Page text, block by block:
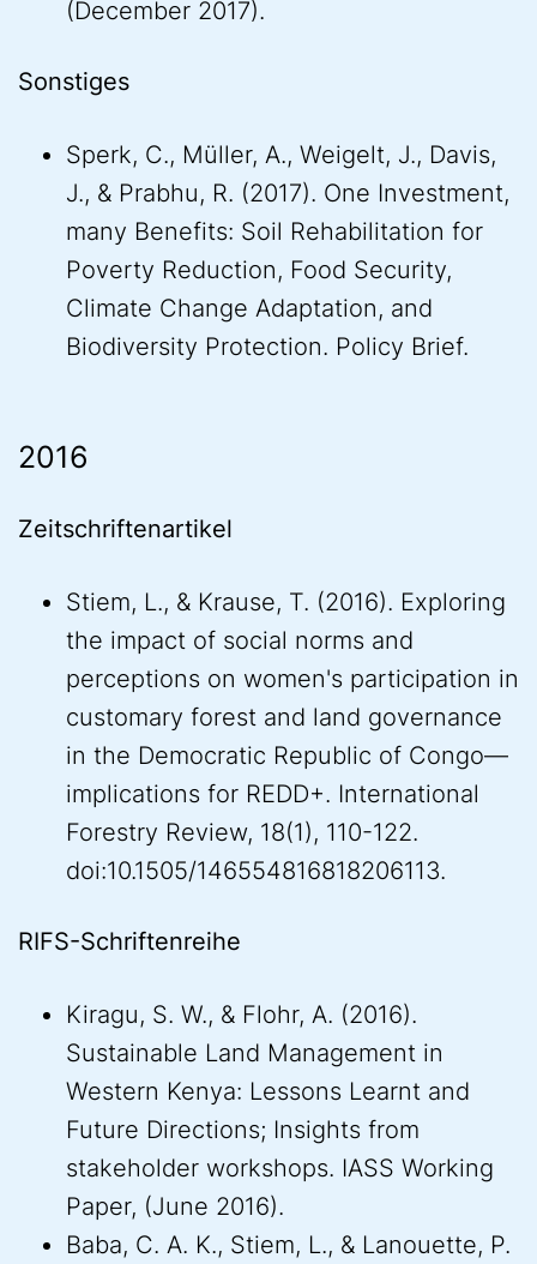
(December 2017).
Sonstiges
Sperk, C., Müller, A., Weigelt, J., Davis,
J., & Prabhu, R. (2017). One Investment,
many Benefits: Soil Rehabilitation for
Poverty Reduction, Food Security,
Climate Change Adaptation, and
Biodiversity Protection. Policy Brief.
2016
Zeitschriftenartikel
Stiem, L., & Krause, T. (2016). Exploring
the impact of social norms and
perceptions on women's participation in
customary forest and land governance
in the Democratic Republic of Congo—
implications for REDD+. International
Forestry Review, 18(1), 110-122.
doi:10.1505/146554816818206113.
RIFS-Schriftenreihe
Kiragu, S. W., & Flohr, A. (2016).
Sustainable Land Management in
Western Kenya: Lessons Learnt and
Future Directions; Insights from
stakeholder workshops. IASS Working
Paper, (June 2016).
Baba, C. A. K., Stiem, L., & Lanouette, P.